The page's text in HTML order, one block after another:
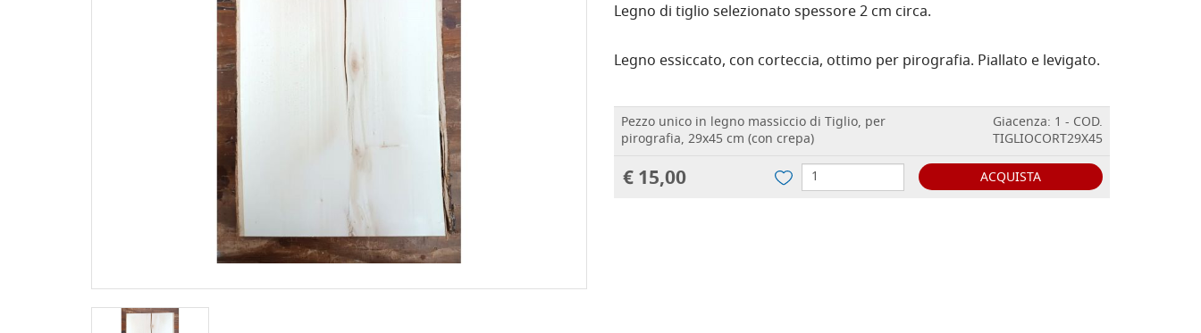
Legno di tiglio selezionato spessore 2 cm circa.
Legno essiccato, con corteccia, ottimo per pirografia. Piallato e levigato.
Pezzo unico in legno massiccio di Tiglio, per
pirografia, 29x45 cm (con crepa)
Giacenza: 1 - COD.
TIGLIOCORT29X45
€ 15,00 ACQUISTA